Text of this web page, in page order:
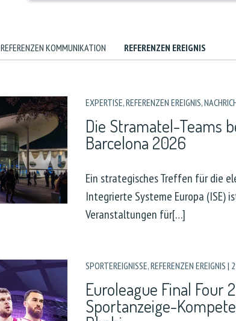
REFERENZEN KOMMUNIKATION REFERENZEN EREIGNIS
EXPERTISE,REFERENZEN EREIGNIS,
Die Stramatel-Teams
Barcelona 2026
Ein strategisches Treffen für die
Integrierte Systeme Europa (ISE)
Veranstaltungen für[…]
SPORTEREIGNISSE,REFERENZEN EREIGNIS |
Euroleague Final Four
Sportanzeige-